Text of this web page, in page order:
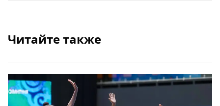
Читайте также